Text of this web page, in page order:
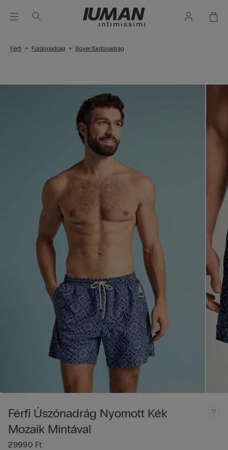
Férfi Fürdőnadrág Boxer fürdőnadrág
Férfi Úszónadrág Nyomott Kék
Mozaik Mintával
29990 Ft